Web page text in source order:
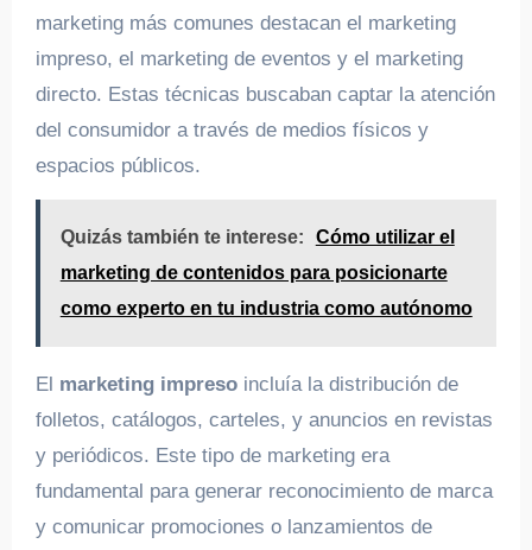
marketing más comunes destacan el marketing
impreso, el marketing de eventos y el marketing
directo. Estas técnicas buscaban captar la atención
del consumidor a través de medios físicos y
espacios públicos.
Quizás también te interese:
Cómo utilizar el
marketing de contenidos para posicionarte
como experto en tu industria como autónomo
El marketing impresoincluía la distribución de
folletos, catálogos, carteles, y anuncios en revistas
y periódicos. Este tipo de marketing era
fundamental para generar reconocimiento de marca
y comunicar promociones o lanzamientos de